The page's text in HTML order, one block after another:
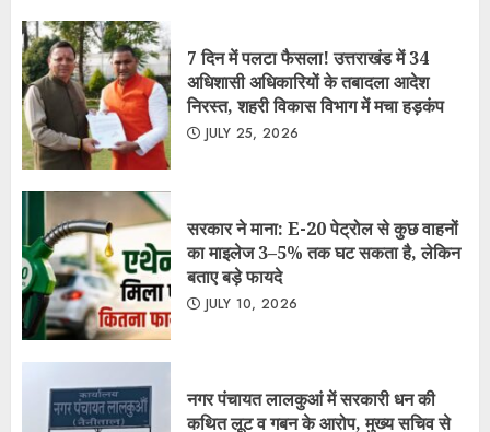
7 दिन में पलटा फैसला! उत्तराखंड में 34
अधिशासी अधिकारियों के तबादला आदेश
निरस्त, शहरी विकास विभाग में मचा हड़कंप
JULY 25, 2026
सरकार ने माना: E-20 पेट्रोल से कुछ वाहनों
का माइलेज 3–5% तक घट सकता है, लेकिन
बताए बड़े फायदे
JULY 10, 2026
नगर पंचायत लालकुआं में सरकारी धन की
कथित लूट व गबन के आरोप, मुख्य सचिव से